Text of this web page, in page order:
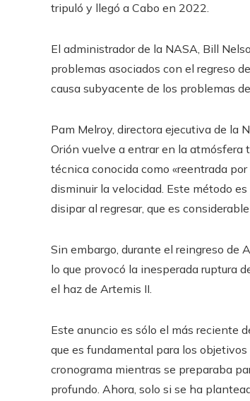
tripuló y llegó a Cabo en 2022.
El administrador de la NASA, Bill
problemas asociados con el regreso
causa subyacente de los problemas
Pam Melroy, directora ejecutiva de la
Orión vuelve a entrar en la atmósfera
técnica conocida como «reentrada
disminuir la velocidad. Este método
disipar al regresar, que es
Sin embargo, durante el reingreso de
lo que provocó la inesperada ruptura
el haz de Artemis II.
Este anuncio es sólo el más reciente
que es fundamental para los
cronograma mientras se preparaba
profundo. Ahora, solo si se ha